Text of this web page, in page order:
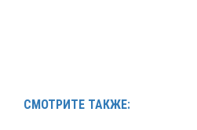
СМОТРИТЕ ТАКЖЕ: